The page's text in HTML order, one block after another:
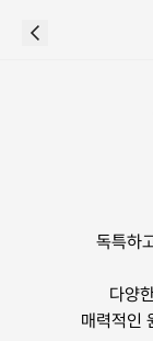
독특하
다양
매력적인